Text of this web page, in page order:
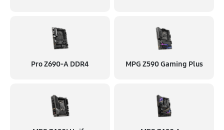
Pro Z690-A DDR4 MPG Z590 Gaming Plus